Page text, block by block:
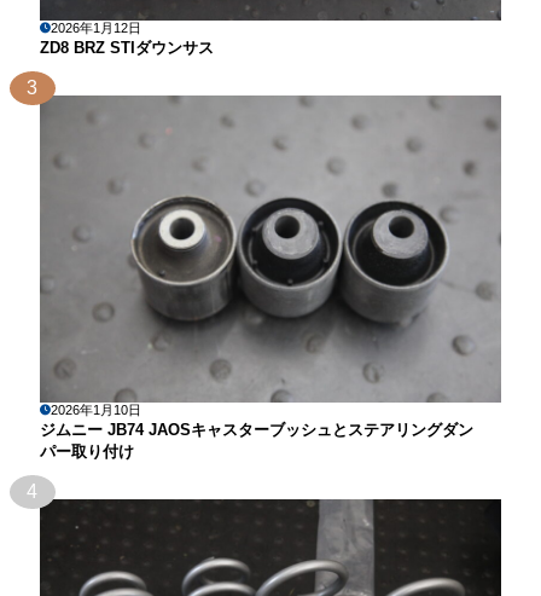
2026年1月12日
ZD8 BRZ STIダウンサス
3
2026年1月10日
ジムニー JB74 JAOSキャスターブッシュとステアリングダン
パー取り付け
4